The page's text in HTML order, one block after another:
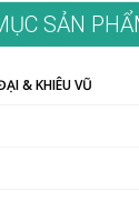
SẢN
& KHIÊU VŨ